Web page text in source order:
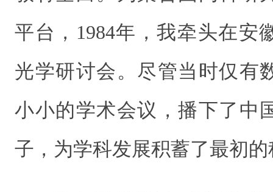
平台，1984年，我牵头在安
光学研讨会。尽管当时仅有
小小的学术会议，播下了中
子，为学科发展积蓄了最初